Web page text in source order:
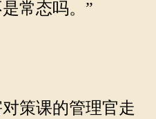
常态吗。”
策课的管理官走